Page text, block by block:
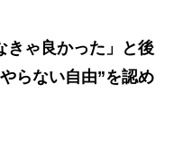
きゃ良かった」と後
らない自由”を認め